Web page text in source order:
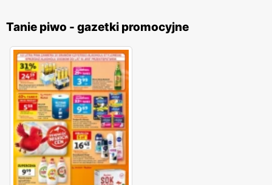
Tanie piwo - gazetki promocyjne